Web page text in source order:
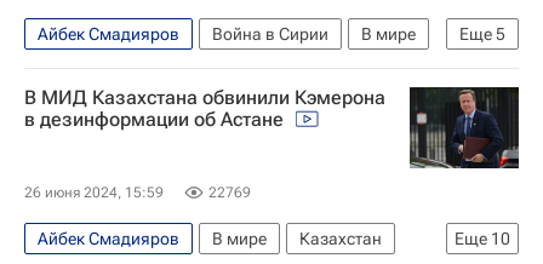
Запорожская область
Запорожская АЭС
Евросоюз
В мире
Вооруженные силы РФ
Министерство обороны РФ (Минобороны РФ)
Еще5
Айбек Смадияров Война в Сирии
В мире
Россия
Москва Сирия
Башар Асад
Обострение ситуации в Сирии — 2024
В МИД Казахстана обвинили Кэмерона
в дезинформации об Астане
26 июня 2024, 15:59 22769
Еще 10
Айбек Смадияров В мире
Казахстан